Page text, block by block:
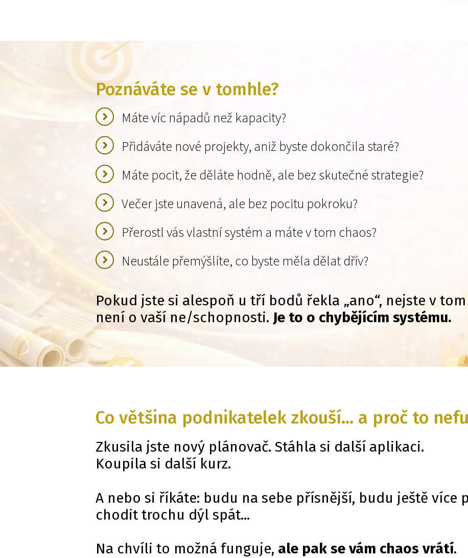
Poznáváte se v tomhle?
Máte víc nápadů než kapacity?
Přidáváte nové projekty, aniž byste dokončila staré?
Máte pocit, že děláte hodně, ale bez skutečné strategie?
Večer jste unavená, ale bez pocitu pokroku?
Přerostl vás vlastní systém a máte v tom chaos?
Neustále přemýšlíte, co byste měla dělat dřív?
Pokud jste si alespoň u tří bodů řekla „ano“, nejste v
není o vaší ne/schopnosti. Je to o chybějícím systému.
Co většina podnikatelek zkouší… a proč to
Zkusila jste nový plánovač. Stáhla si další aplikaci.
Koupila si další kurz.
A nebo si říkáte: budu na sebe přísnější, budu ještě více
chodit trochu dýl spát...
Na chvíli to možná funguje, ale pak se vám chaos vrátí.